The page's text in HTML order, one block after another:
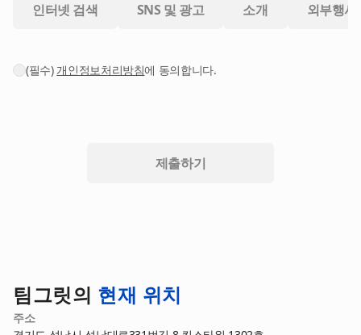
인터넷 검색 SNS 및 광고 소개 외부행사
(필수) 개인정보처리방침에 동의합니다.
제출하기
팀그릿의 현재 위치
주소